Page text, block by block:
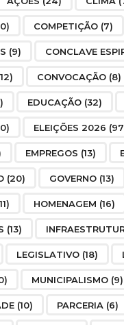
COMPETIÇÃO (7)
(9) CONCLAVE
CONVOCAÇÃO (8)
EDUCAÇÃO (32)
ELEIÇÕES 2026
EMPREGOS (13)
(20) GOVERNO (13)
HOMENAGEM (16)
(13)
LEGISLATIVO (18)
MUNICIPALISMO (9)
(10) PARCERIA (6)